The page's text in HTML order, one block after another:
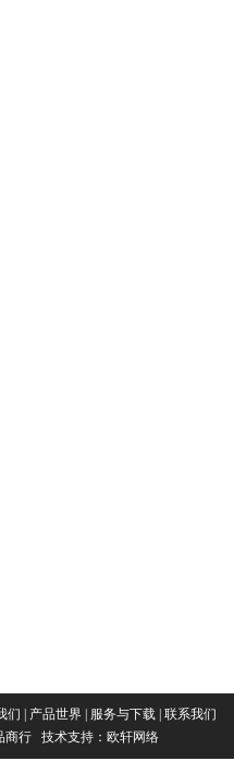
们 产品世界 服务与下载 联系我们
商行 技术支持： 欧轩网络